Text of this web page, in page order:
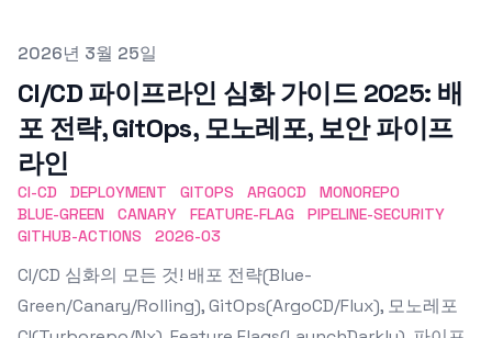
Published on
2026년 3월 25일
CI/CD 파이프라인 심화 가이드 2025: 배
포 전략, GitOps, 모노레포, 보안 파이프
라인
CI-CD DEPLOYMENT GITOPS ARGOCD
MONOREPO
BLUE-GREEN
CANARY FEATURE-FLAG
PIPELINE-SECURITY
GITHUB-ACTIONS
2026-03
CI/CD 심화의 모든 것! 배포 전략(Blue-
Green/Canary/Rolling), GitOps(ArgoCD/Flux), 모노레포